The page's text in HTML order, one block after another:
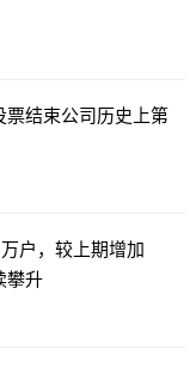
票结束公司历史上第
户，较上期增加
攀升